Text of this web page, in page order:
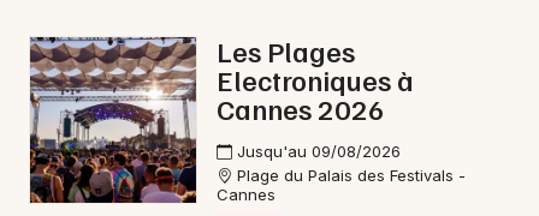
Les Plages
Electroniques à
Cannes 2026
Jusqu'au 09/08/2026
Plage du Palais des Festivals -
Cannes